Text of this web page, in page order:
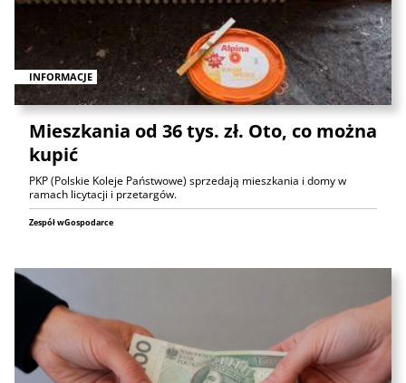
INFORMACJE
Mieszkania od 36 tys. zł. Oto, co można
kupić
PKP (Polskie Koleje Państwowe) sprzedają mieszkania i domy w
ramach licytacji i przetargów.
Zespół wGospodarce